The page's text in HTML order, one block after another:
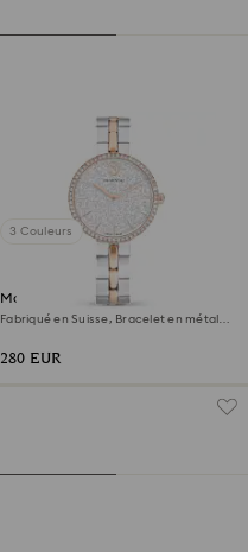
3 Couleurs
Montre Cosmopolitan
Fabriqué en Suisse, Bracelet en métal,
280 EUR